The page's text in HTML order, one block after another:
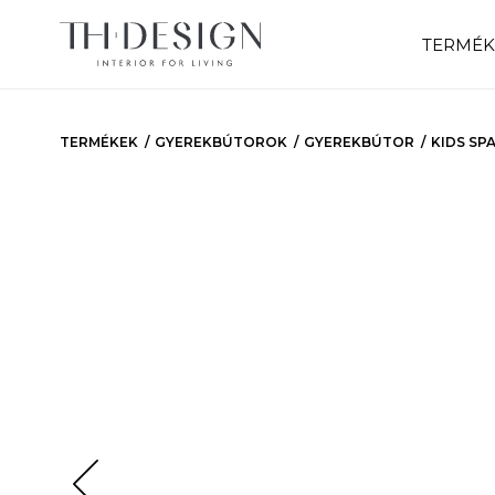
TERMÉKEK GYEREKBÚTOROK GYEREKBÚTOR KIDS